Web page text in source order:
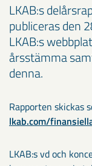
LKAB:s
publiceras den
LKAB:s
årsstämma
denna.
Rapporten skickas
lkab.com/
LKAB:s vd och